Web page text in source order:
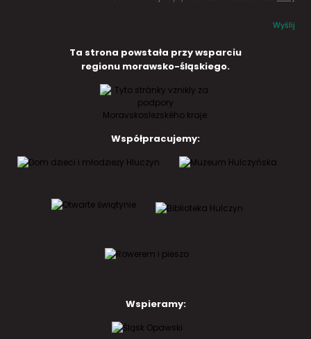
Wyślij
Ta strona powstała przy wsparciu
regionu morawsko-śląskiego.
Współpracujemy:
Wspieramy: